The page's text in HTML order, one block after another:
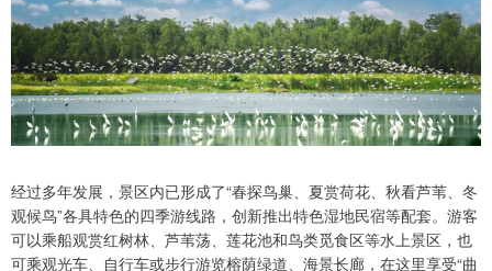
经过多年发展，景区内已形成了“春探鸟巢、夏赏荷花、秋看芦苇、冬
观候鸟”各具特色的四季游线路，创新推出特色湿地民宿等配套。游客
可以乘船观赏红树林、芦苇荡、莲花池和鸟类觅食区等水上景区，也
可乘观光车、自行车或步行游览榕荫绿道、海景长廊，在这里享受“曲